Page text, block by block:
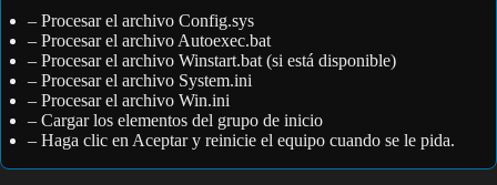
– Procesar el archivo Config.sys
– Procesar el archivo Autoexec.bat
– Procesar el archivo Winstart.bat (si está disponible)
– Procesar el archivo System.ini
– Procesar el archivo Win.ini
– Cargar los elementos del grupo de inicio
– Haga clic en Aceptar y reinicie el equipo cuando se le pida.